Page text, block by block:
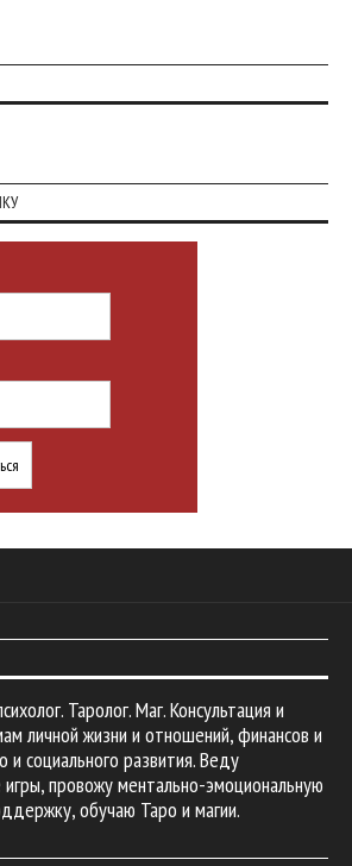
Таролог. Маг. Консультация и
личной жизни и отношений, финансов и
и социального развития. Веду
провожу ментально-эмоциональную
обучаю Таро и магии.